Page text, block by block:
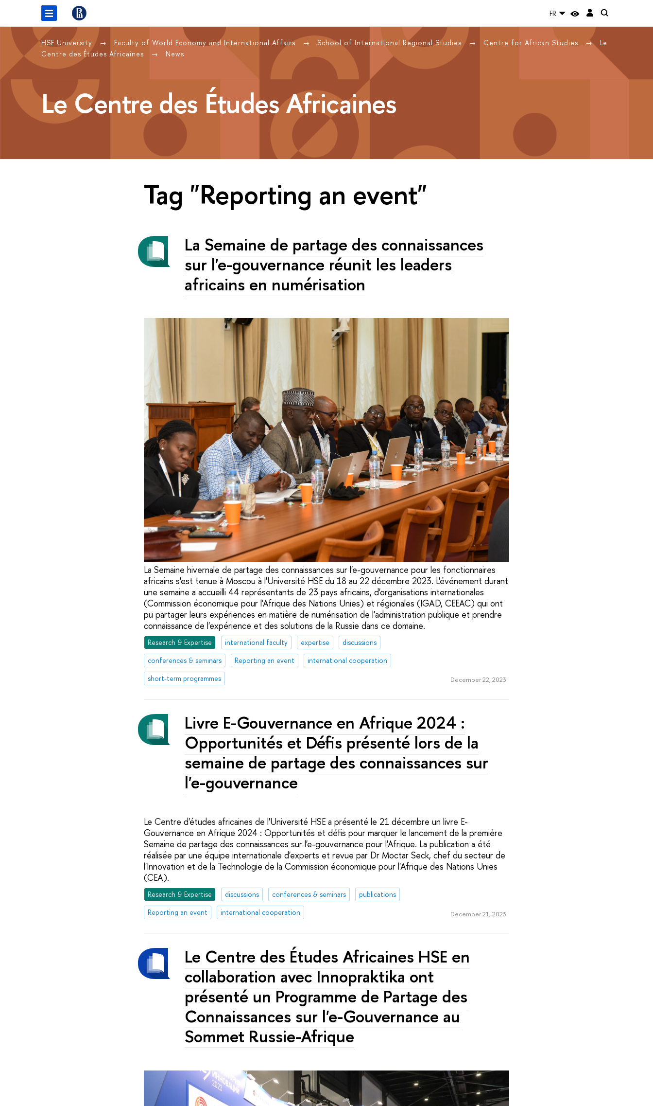
FR
HSE University Faculty of World Economy and International Affairs School of International Regional Studies Centre for African Studies
Le
Centre des Études Africaines
News
Le Centre des Études Africaines
Tag "Reporting an event"
La Semaine de partage des connaissances
sur l'e-gouvernance réunit les leaders
africains en numérisation
La Semaine hivernale de partage des connaissances sur l'e-gouvernance pour les fonctionnaires
africains s'est tenue à Moscou à l'Université HSE du 18 au 22 décembre 2023. L'événement durant
une semaine a accueilli 44 représentants de 23 pays africains, d'organisations internationales
(Commission économique pour l'Afrique des Nations Unies) et régionales (IGAD, CEEAC) qui ont
pu partager leurs expériences en matière de numérisation de l'administration publique et prendre
connaissance de l'expérience et des solutions de la Russie dans ce domaine.
Research & Expertise international faculty expertise
discussions
conferences & seminars
Reporting an event
international cooperation
short-term programmes
December 22, 2023
Livre E-Gouvernance en Afrique 2024 :
Opportunités et Défis présenté lors de la
semaine de partage des connaissances sur
l'e-gouvernance
Le Centre d'études africaines de l'Université HSE a présenté le 21 décembre un livre E-
Gouvernance en Afrique 2024 : Opportunités et défis pour marquer le lancement de la première
Semaine de partage des connaissances sur l'e-gouvernance pour l'Afrique. La publication a été
réalisée par une équipe internationale d'experts et revue par Dr Moctar Seck, chef du secteur de
l'Innovation et de la Technologie de la Commission économique pour l'Afrique des Nations Unies
(CEA).
Research & Expertise discussions conferences & seminars
publications
Reporting an event
international cooperation December 21, 2023
Le Centre des Études Africaines HSE en
collaboration avec Innopraktika ont
présenté un Programme de Partage des
Connaissances sur l'e-Gouvernance au
Sommet Russie-Afrique